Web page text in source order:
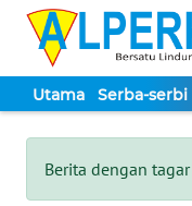
Utama Serba-serbi
Berita dengan tagar
Tutup